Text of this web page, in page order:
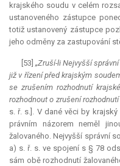
krajského soudu v celém
ustanoveného zástupce
totiž ustanovený zástupce
jeho odměny za zastupování
[53]„Zruší-li Nejvyšší
již v řízení před krajským
se zrušením rozhodnutí
rozhodnout o zrušení
s. ř. s.]. V dané věci by
právním názorem neměl
žalovaného. Nejvyšší správní
a) s. ř. s. ve spojení s § 78
sám obě rozhodnutí